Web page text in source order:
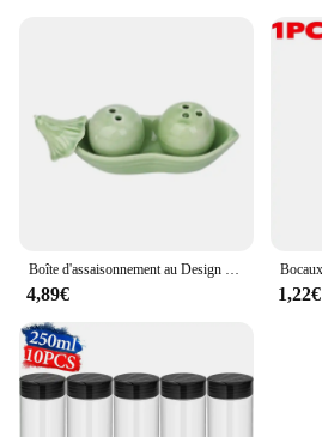
4,89€ 1,22€